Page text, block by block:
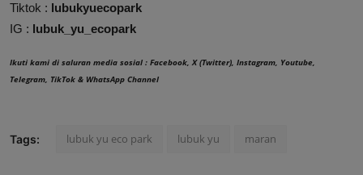
Tiktok : lubukyuecopark
IG : lubuk_yu_ecopark
Ikuti kami di saluran media sosial : Facebook,X (Twitter), Instagram, Youtube,
Telegram, TikTok & WhatsApp Channel
Tags: lubuk yu eco park lubuk yu maran